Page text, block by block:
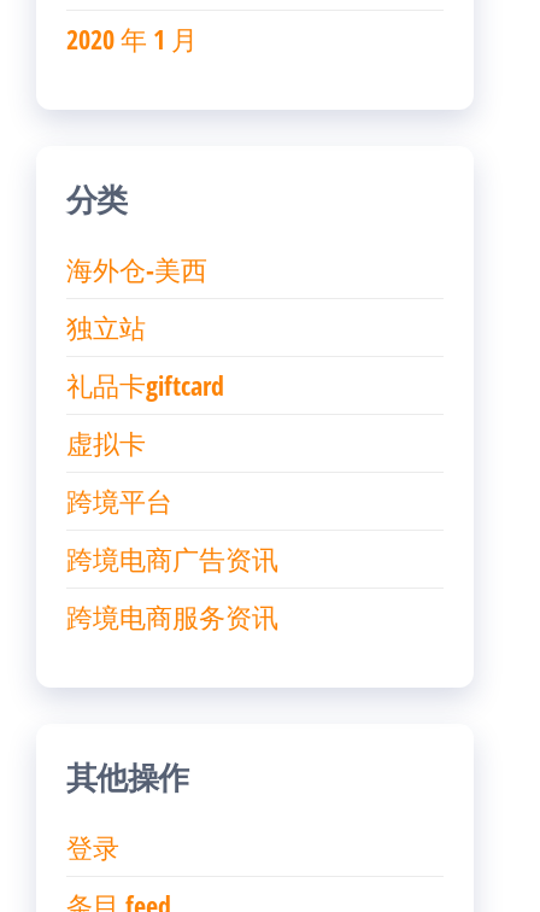
2020 年 1 月
分类
海外仓-美西
独立站
礼品卡giftcard
虚拟卡
跨境平台
跨境电商广告资讯
跨境电商服务资讯
其他操作
登录
条目 feed